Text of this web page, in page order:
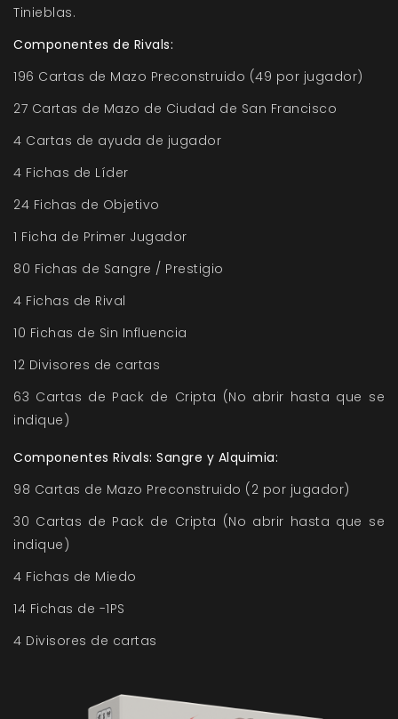
Tinieblas.
Componentes de Rivals:
196 Cartas de Mazo Preconstruido (49 por jugador)
27 Cartas de Mazo de Ciudad de San Francisco
4 Cartas de ayuda de jugador
4 Fichas de Líder
24 Fichas de Objetivo
1 Ficha de Primer Jugador
80 Fichas de Sangre / Prestigio
4 Fichas de Rival
10 Fichas de Sin Influencia
12 Divisores de cartas
63 Cartas de Pack de Cripta (No abrir hasta que se
indique)
Componentes Rivals: Sangre y Alquimia:
98 Cartas de Mazo Preconstruido (2 por jugador)
30 Cartas de Pack de Cripta (No abrir hasta que se
indique)
4 Fichas de Miedo
14 Fichas de -1PS
4 Divisores de cartas